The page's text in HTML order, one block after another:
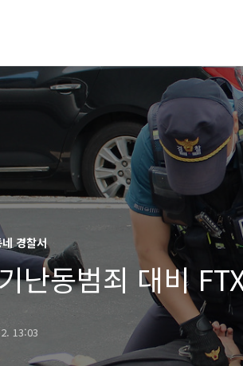
경찰서
난동범죄 대비
13:03